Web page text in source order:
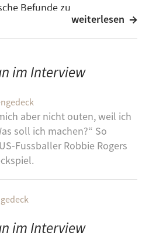
Befunde zu
im Fleischkonsum
werden
für Männer:
und sehen vor allem eines:
(und wir sprechen hier
des Öko-Feminismus,
weiterlesen
im Interview
aber nicht outen, weil ich
soll ich machen?“ So
Fussballer Robbie Rogers
im Interview